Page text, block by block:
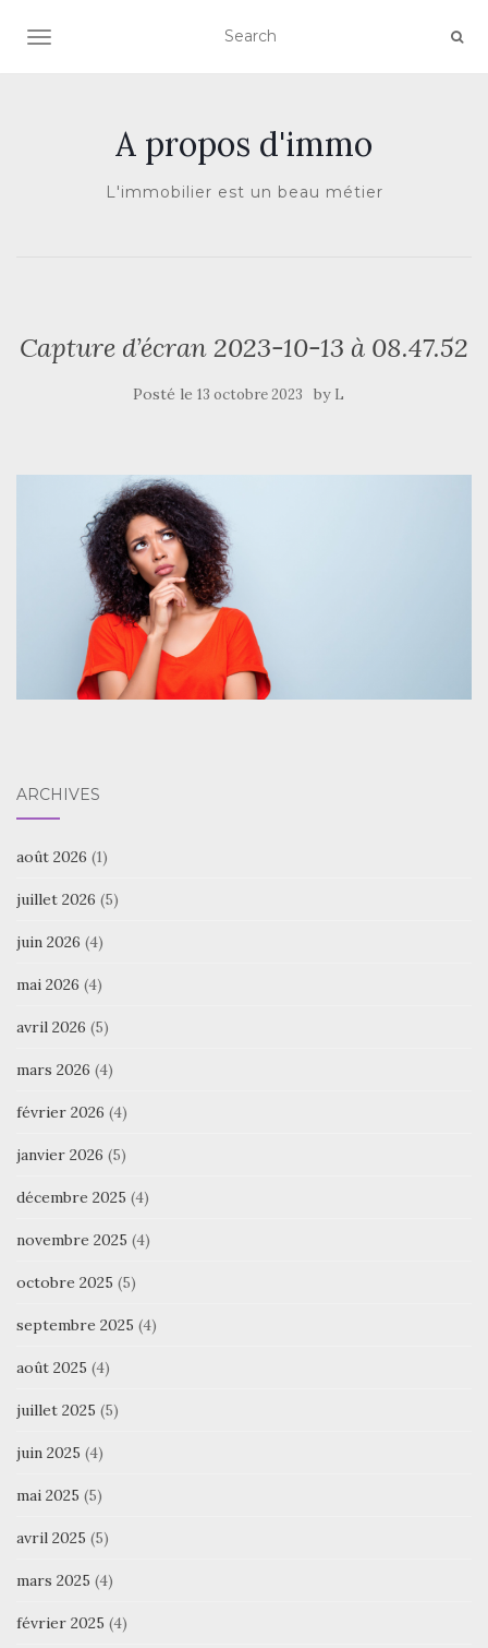
AFFICHER/MASQUER LA NAVIGATION
A propos d'immo
L'immobilier est un beau métier
Capture d’écran 2023-10-13 à 08.47.52
Posté le 13 octobre 2023 by L
ARCHIVES
août 2026 (1)
juillet 2026 (5)
juin 2026 (4)
mai 2026 (4)
avril 2026 (5)
mars 2026 (4)
février 2026 (4)
janvier 2026 (5)
décembre 2025 (4)
novembre 2025 (4)
octobre 2025 (5)
septembre 2025 (4)
août 2025 (4)
juillet 2025 (5)
juin 2025 (4)
mai 2025 (5)
avril 2025 (5)
mars 2025 (4)
février 2025 (4)